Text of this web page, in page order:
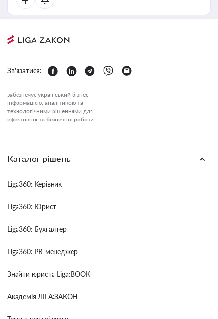
Зв'язатися:
забезпечує український бізнес
інформацією, аналітикою та
технологічними рішеннями для
ефективної та безпечної роботи.
Каталог рішень
Liga360: Керівник
Liga360: Юрист
Liga360: Бухгалтер
Liga360: PR-менеджер
Знайти юриста Liga:BOOK
Академія ЛІГА:ЗАКОН